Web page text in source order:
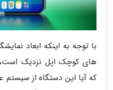
با توجه به اینکه ابعاد
های کوچک اپل نزدیک